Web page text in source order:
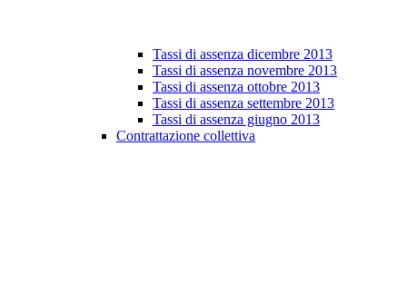
Tassi di assenza dicembre 2013
Tassi di assenza novembre 2013
Tassi di assenza ottobre 2013
Tassi di assenza settembre 2013
Tassi di assenza giugno 2013
Contrattazione collettiva